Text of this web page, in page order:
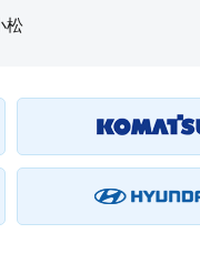
松